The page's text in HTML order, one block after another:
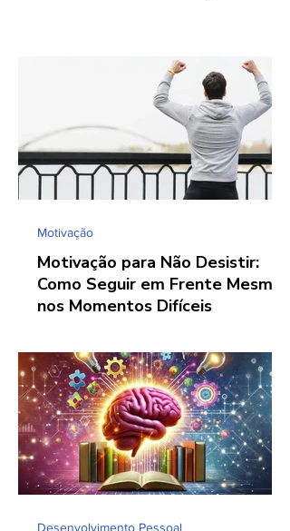
Motivação para Não Desistir:
Como Seguir em Frente Mesmo
nos Momentos Difíceis
Motivação
Desenvolvimento Pessoal